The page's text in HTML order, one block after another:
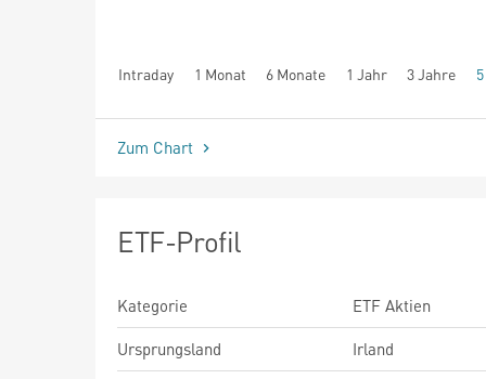
Intraday 1 Monat 6 Monate 1 Jahr 3 Jahre
seit Beginn
Zum Chart
ETF-Profil
Kategorie
ETF Aktien
Ursprungsland
Irland